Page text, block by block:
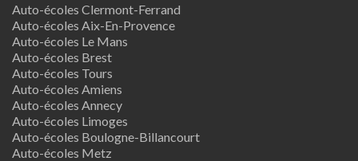
Auto-écoles Clermont-Ferrand
Auto-écoles Aix-En-Provence
Auto-écoles Le Mans
Auto-écoles Brest
Auto-écoles Tours
Auto-écoles Amiens
Auto-écoles Annecy
Auto-écoles Limoges
Auto-écoles Boulogne-Billancourt
Auto-écoles Metz